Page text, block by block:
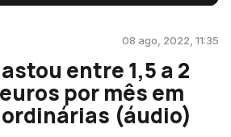
08 ago, 2022, 11:35
entre 1,5 a 2
por mês em
(áudio)